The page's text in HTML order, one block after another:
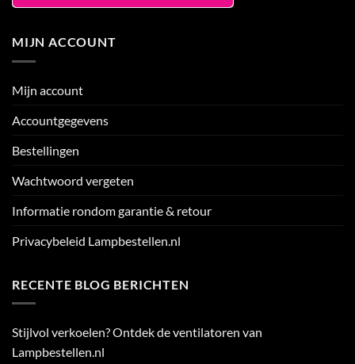
MIJN ACCOUNT
Mijn account
Accountgegevens
Bestellingen
Wachtwoord vergeten
Informatie rondom garantie & retour
Privacybeleid Lampbestellen.nl
RECENTE BLOG BERICHTEN
Stijlvol verkoelen? Ontdek de ventilatoren van
Lampbestellen.nl